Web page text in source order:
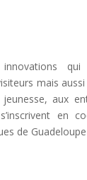
qui
mais
aux
en
de